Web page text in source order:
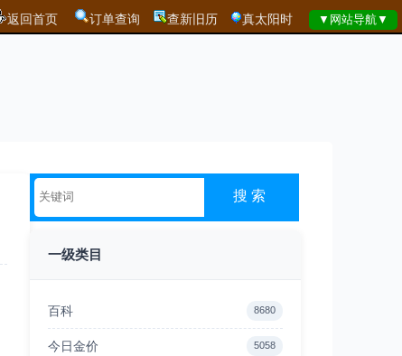
返回首页 订单查询 查新旧历 真太阳时
一级类目
百科 8680
今日金价 5058